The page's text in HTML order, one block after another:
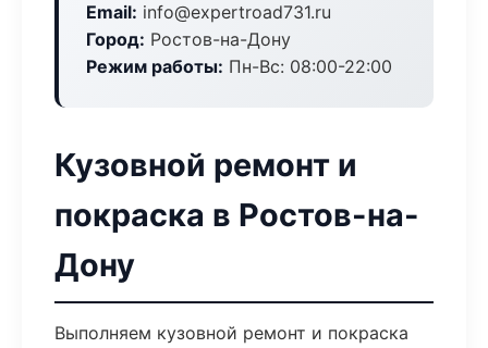
Email: info@expertroad731.ru
Город: Ростов-на-Дону
Режим работы: Пн-Вс: 08:00-22:00
Кузовной ремонт и
покраска в Ростов-на-
Дону
Выполняем кузовной ремонт и покраска